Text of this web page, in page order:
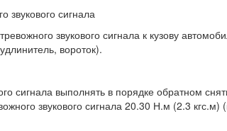
звукового сигнала
звукового сигнала к кузову
вороток).
сигнала выполнять в порядке обратном
звукового сигнала 20.30 Н.м (2.3 кгс.м)